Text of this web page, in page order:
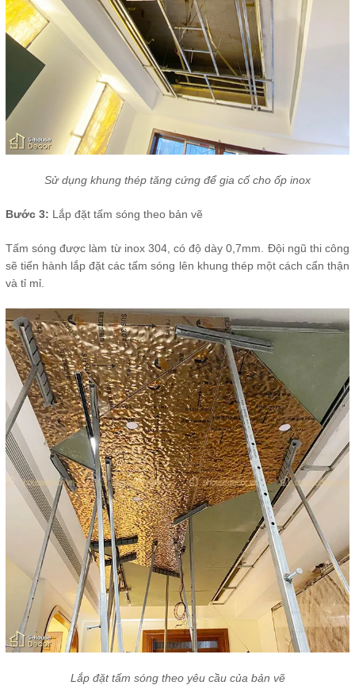
Sử dụng khung thép tăng cứng để gia cố cho ốp inox
Bước 3: Lắp đặt tấm sóng theo bản vẽ
Tấm sóng được làm từ inox 304, có độ dày 0,7mm. Đội ngũ thi công
sẽ tiến hành lắp đặt các tấm sóng lên khung thép một cách cẩn thận
và tỉ mỉ.
Lắp đặt tấm sóng theo yêu cầu của bản vẽ